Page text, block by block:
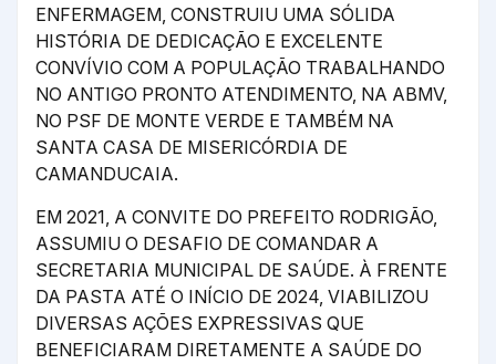
ENFERMAGEM, CONSTRUIU UMA SÓLIDA
HISTÓRIA DE DEDICAÇÃO E EXCELENTE
CONVÍVIO COM A POPULAÇÃO TRABALHANDO
NO ANTIGO PRONTO ATENDIMENTO, NA ABMV,
NO PSF DE MONTE VERDE E TAMBÉM NA
SANTA CASA DE MISERICÓRDIA DE
CAMANDUCAIA.
EM 2021, A CONVITE DO PREFEITO RODRIGÃO,
ASSUMIU O DESAFIO DE COMANDAR A
SECRETARIA MUNICIPAL DE SAÚDE. À FRENTE
DA PASTA ATÉ O INÍCIO DE 2024, VIABILIZOU
DIVERSAS AÇÕES EXPRESSIVAS QUE
BENEFICIARAM DIRETAMENTE A SAÚDE DO